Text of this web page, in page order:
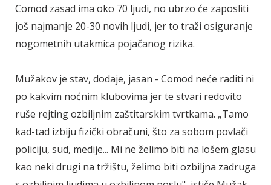
Comod zasad ima oko 70 ljudi, no ubrzo će zaposliti
još najmanje 20-30 novih ljudi, jer to traži osiguranje
nogometnih utakmica pojačanog rizika.
Mužakov je stav, dodaje, jasan - Comod neće raditi ni
po kakvim noćnim klubovima jer te stvari redovito
ruše rejting ozbiljnim zaštitarskim tvrtkama. „Tamo
kad-tad izbiju fizički obračuni, što za sobom povlači
policiju, sud, medije... Mi ne želimo biti na lošem glasu
kao neki drugi na tržištu, želimo biti ozbiljna zadruga